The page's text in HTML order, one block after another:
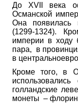
До XVII века
Османской
Она появилась
(1299-1324).
империи в ходу
пара, в
в
Кроме того, в
голландские
монеты –